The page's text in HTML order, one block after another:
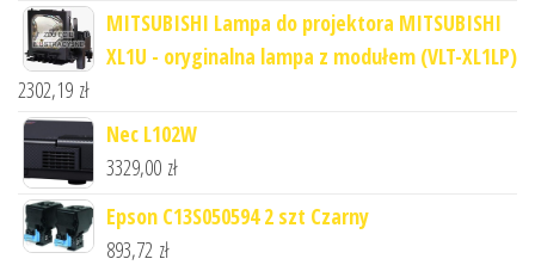
MITSUBISHI Lampa do projektora MITSUBISHI
XL1U - oryginalna lampa z modułem (VLT-XL1LP)
2302,19 zł
Nec L102W
3329,00 zł
Epson C13S050594 2 szt Czarny
893,72 zł